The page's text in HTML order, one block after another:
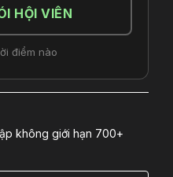
HỘI VIÊN
điểm nào
không giới hạn 700+